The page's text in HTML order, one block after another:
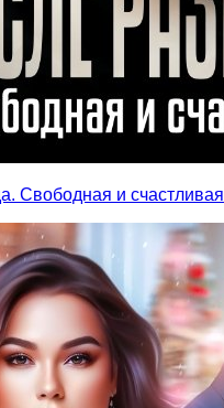
Свободная и счастливая